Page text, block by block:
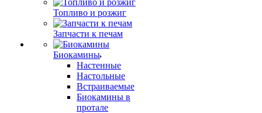
Топливо и розжиг
Запчасти к печам
Биокамины
Настенные
Настольные
Встраиваемые
Биокамины в
протале